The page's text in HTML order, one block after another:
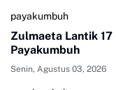
payakumbuh
Zulmaeta Lantik 17
Payakumbuh
Senin, Agustus 03, 2026